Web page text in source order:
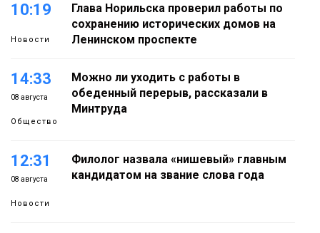
10:19
Новости
Глава Норильска проверил работы по
сохранению исторических домов на
Ленинском проспекте
14:33
08 августа
Общество
Можно ли уходить с работы в
обеденный перерыв, рассказали в
Минтруда
12:31
08 августа
Новости
Филолог назвала «нишевый» главным
кандидатом на звание слова года